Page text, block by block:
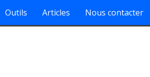
Outils Articles Nous contacter